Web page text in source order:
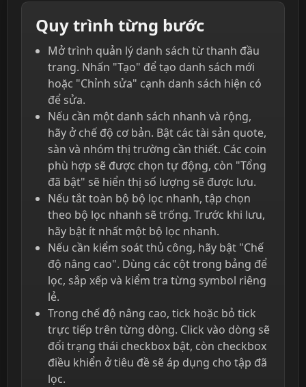
Quy trình từng bước
Mở trình quản lý danh sách từ thanh đầu
trang. Nhấn "Tạo" để tạo danh sách mới
hoặc "Chỉnh sửa" cạnh danh sách hiện có
để sửa.
Nếu cần một danh sách nhanh và rộng,
hãy ở chế độ cơ bản. Bật các tài sản quote,
sàn và nhóm thị trường cần thiết. Các coin
phù hợp sẽ được chọn tự động, còn "Tổng
đã bật" sẽ hiển thị số lượng sẽ được lưu.
Nếu tắt toàn bộ bộ lọc nhanh, tập chọn
theo bộ lọc nhanh sẽ trống. Trước khi lưu,
hãy bật ít nhất một bộ lọc nhanh.
Nếu cần kiểm soát thủ công, hãy bật "Chế
độ nâng cao". Dùng các cột trong bảng để
lọc, sắp xếp và kiểm tra từng symbol riêng
lẻ.
Trong chế độ nâng cao, tick hoặc bỏ tick
trực tiếp trên từng dòng. Click vào dòng sẽ
đổi trạng thái checkbox bật, còn checkbox
điều khiển ở tiêu đề sẽ áp dụng cho tập đã
lọc.